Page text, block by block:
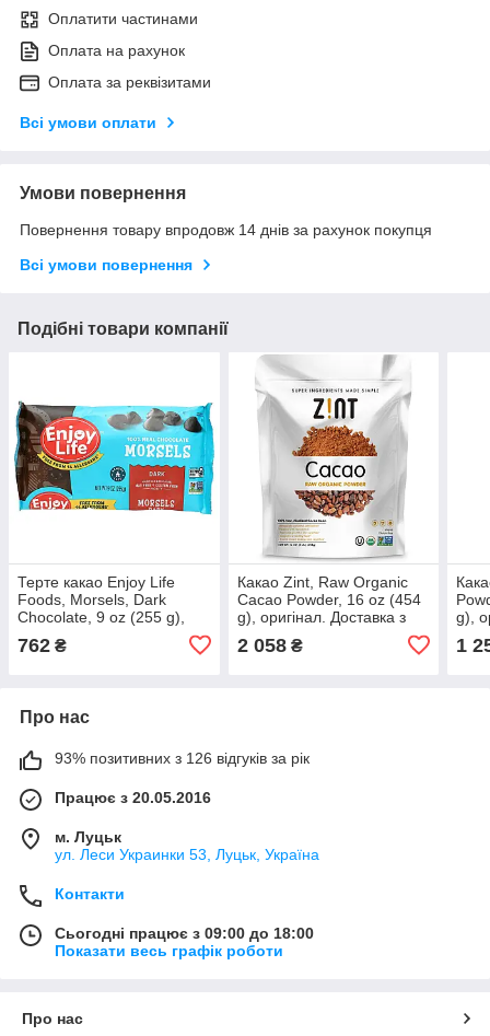
Оплатити частинами
Оплата на рахунок
Оплата за реквізитами
Всі умови оплати
Умови повернення
Повернення товару впродовж 14 днів за рахунок покупця
Всі умови повернення
Подібні товари компанії
Терте какао Enjoy Life
Foods, Morsels, Dark
Chocolate, 9 oz (255 g),
оригінал. Доставка з США/
ЄС протягом 14 днів
762 ₴
Какао Zint, Raw Organic
Cacao Powder, 16 oz (454
g), оригінал. Доставка з
США/ЄС протягом 14 днів
2 058₴
g),
1
Про нас
93% позитивних з 126 відгуків за рік
Працює з 20.05.2016
м. Луцьк
ул. Леси Украинки 53, Луцьк, Україна
Контакти
Сьогодні працює з 09:00 до 18:00
Показати весь графік роботи
Про нас